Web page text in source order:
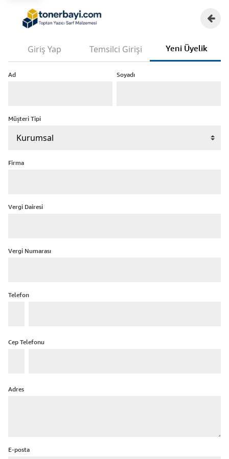
Giriş Yap Temsilci Girişi Yeni Üyelik
Ad Soyadı
Müşteri Tipi
Firma
Vergi Dairesi
Vergi Numarası
Telefon
Cep Telefonu
Adres
E-posta